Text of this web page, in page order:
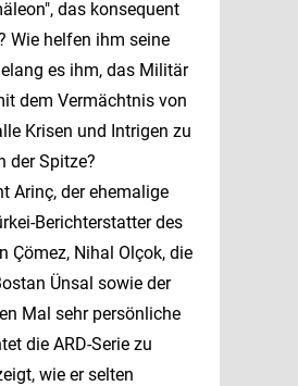
das konsequent
Wie helfen ihm seine
es ihm, das Militär
dem Vermächtnis von
Krisen und Intrigen zu
der Spitze?
Arinç, der ehemalige
Berichterstatter des
Çömez, Nihal Olçok, die
Ünsal sowie der
Mal sehr persönliche
die ARD-Serie zu
wie er selten